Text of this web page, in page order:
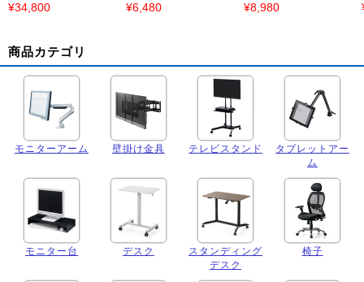
¥34,800 ¥6,480 ¥8,980
商品カテゴリ
モニターアーム 壁掛け金具 テレビスタンド
タブレットアー
ム
モニター台 デスク
スタンディング
デスク
椅子